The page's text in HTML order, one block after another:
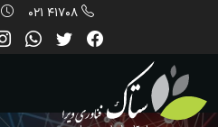
41708 021